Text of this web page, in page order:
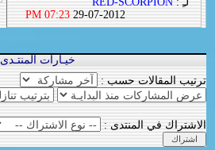
29-07-2012
07:23 PM
خيـارات المنتـدى
ترتيب المقالات حسب :
الاشتراك في المنتدى :